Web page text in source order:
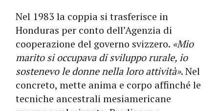
Nel 1983 la coppia si trasferisce in
Honduras per conto dell’Agenzia di
cooperazione del governo svizzero. «Mio
marito si occupava di sviluppo rurale, io
sostenevo le donne nella loro attività». Nel
concreto, mette anima e corpo affinché le
tecniche ancestrali mesiamericane